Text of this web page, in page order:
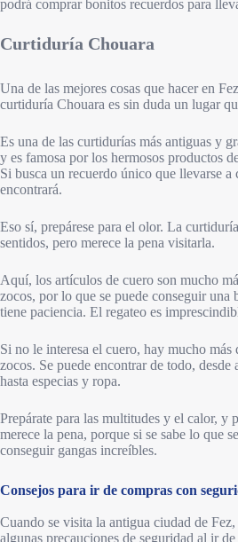
podrá comprar bonitos recuerdos para
Curtiduría Chouara
Una de las mejores cosas que hacer en
curtiduría Chouara es sin duda un lugar
Es una de las curtidurías más antiguas y
y es famosa por los hermosos productos
Si busca un recuerdo único que llevarse a
encontrará.
Eso sí, prepárese para el olor. La
sentidos, pero merece la pena visitarla.
Aquí, los artículos de cuero son mucho
zocos, por lo que se puede conseguir una
tiene paciencia. El regateo es
Si no le interesa el cuero, hay mucho más
zocos. Se puede encontrar de todo, desde
hasta especias y ropa.
Prepárate para las multitudes y el calor, y
merece la pena, porque si se sabe lo que
conseguir gangas increíbles.
Consejos para ir de compras con
Cuando se visita la antigua ciudad de
algunas precauciones de seguridad al ir